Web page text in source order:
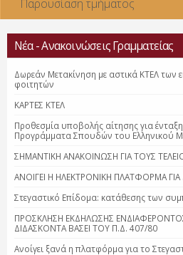
Παρουσίαση τμήματος
Νέα - Ανακοινώσεις Γραμματείας
Δωρεάν Μετακίνηση με αστικά ΚΤΕΛ των
φοιτητών
ΚΑΡΤΕΣ ΚΤΕΛ
Προθεσμία υποβολής αίτησης για
Προγράμματα Σπουδών του Ελληνικού
ΣΗΜΑΝΤΙΚΗ ΑΝΑΚΟΙΝΩΣΗ ΓΙΑ ΤΟΥΣ
ΑΝΟΙΓΕΙ Η ΗΛΕΚΤΡΟΝΙΚΗ ΠΛΑΤΦΟΡΜΑ ΓΙΑ
Στεγαστικό Επίδομα: κατάθεσης των
ΠΡΟΣΚΛΗΣΗ ΕΚΔΗΛΩΣΗΣ
ΔΙΔΑΣΚΟΝΤΑ ΒΑΣΕΙ ΤΟΥ Π.Δ. 407/80
Ανοίγει ξανά η πλατφόρμα για το